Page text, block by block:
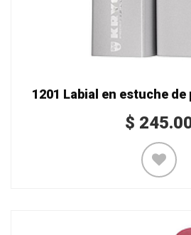
1201 Labial en estuche
$